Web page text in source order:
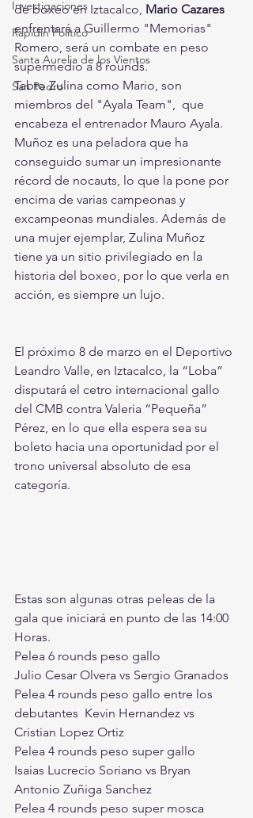
Investigaciones
Rapidín Político
Santa Aurelia de los Vientos
San Pedro
de boxeo en Iztacalco, Mario Cazares
enfrentará a Guillermo "Memorias"
Romero, será un combate en peso
supermedio a 8 rounds.
Tabto Zulina como Mario, son
miembros del "Ayala Team",  que
encabeza el entrenador Mauro Ayala.
Muñoz es una peladora que ha
conseguido sumar un impresionante
récord de nocauts, lo que la pone por
encima de varias campeonas y
excampeonas mundiales. Además de
una mujer ejemplar, Zulina Muñoz
tiene ya un sitio privilegiado en la
historia del boxeo, por lo que verla en
acción, es siempre un lujo.
El próximo 8 de marzo en el Deportivo
Leandro Valle, en Iztacalco, la “Loba”
disputará el cetro internacional gallo
del CMB contra Valeria “Pequeña”
Pérez, en lo que ella espera sea su
boleto hacia una oportunidad por el
trono universal absoluto de esa
categoría.
Estas son algunas otras peleas de la
gala que iniciará en punto de las 14:00
Horas.
Pelea 6 rounds peso gallo
Julio Cesar Olvera vs Sergio Granados
Pelea 4 rounds peso gallo entre los
debutantes  Kevin Hernandez vs
Cristian Lopez Ortiz
Pelea 4 rounds peso super gallo
Isaias Lucrecio Soriano vs Bryan
Antonio Zuñiga Sanchez
Pelea 4 rounds peso super mosca